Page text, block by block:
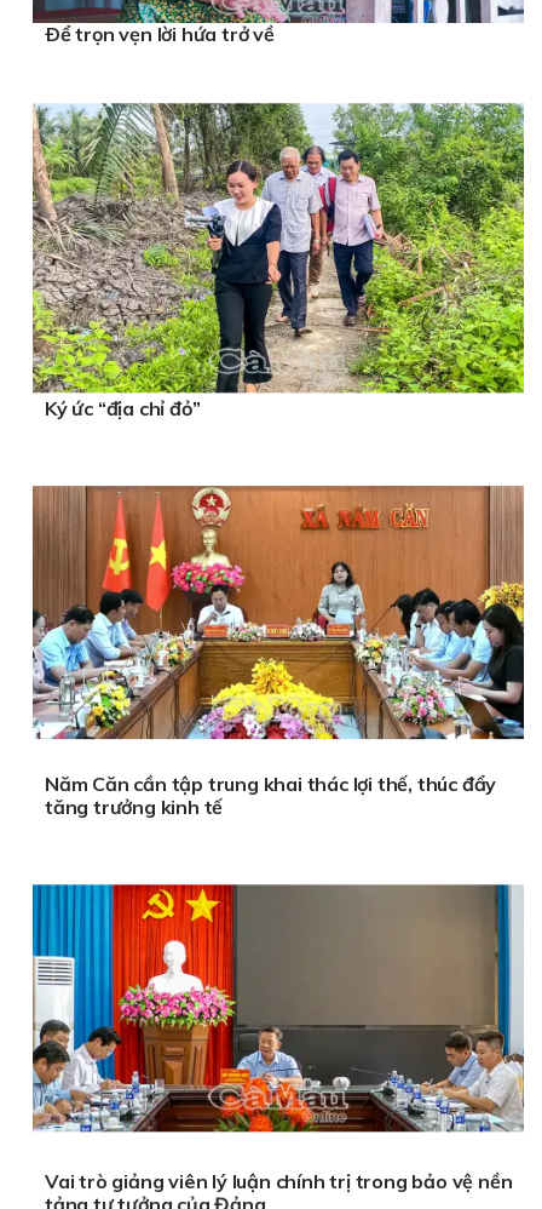
Ðể trọn vẹn lời hứa trở về
Ký ức “địa chỉ đỏ”
Năm Căn cần tập trung khai thác lợi thế, thúc đẩy
tăng trưởng kinh tế
Vai trò giảng viên lý luận chính trị trong bảo vệ nền